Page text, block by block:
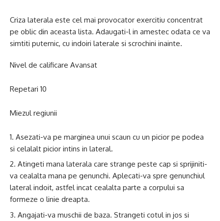
Criza laterala este cel mai provocator exercitiu concentrat
pe oblic din aceasta lista. Adaugati-l in amestec odata ce va
simtiti puternic, cu indoiri laterale si scrochini inainte.
Nivel de calificare Avansat
Repetari 10
Miezul regiunii
Asezati-va pe marginea unui scaun cu un picior pe podea
si celalalt picior intins in lateral.
Atingeti mana laterala care strange peste cap si sprijiniti-
va cealalta mana pe genunchi. Aplecati-va spre genunchiul
lateral indoit, astfel incat cealalta parte a corpului sa
formeze o linie dreapta.
Angajati-va muschii de baza. Strangeti cotul in jos si